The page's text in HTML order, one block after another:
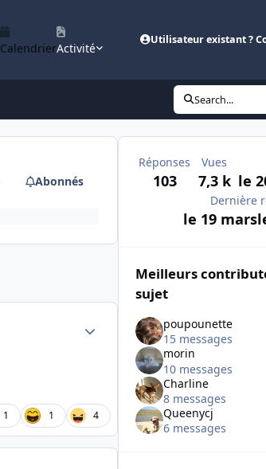
CalendrierActivité
Utilisateur existant ?
Search...
Abonnés
Author stats
1 1 4
Réponses
103
Vues
7,3 k le
Dernière
le 19 mars
Meilleurs
sujet
poupounette
15 messages
morin
10 messages
Charline
8 messages
Queenycj
6 messages